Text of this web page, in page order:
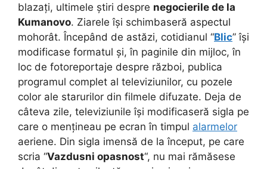
blazați, ultimele știri despre negocierile de la
Kumanovo. Ziarele își schimbaseră aspectul
mohorât. Începând de astăzi, cotidianul “Blic” își
modificase formatul și, în paginile din mijloc, în
loc de fotoreportaje despre război, publica
programul complet al televiziunilor, cu pozele
color ale starurilor din filmele difuzate. Deja de
câteva zile, televiziunile își modificaseră sigla pe
care o mențineau pe ecran în timpul alarmelor
aeriene. Din sigla imensă de la început, pe care
scria “Vazdusni opasnost“, nu mai rămăsese